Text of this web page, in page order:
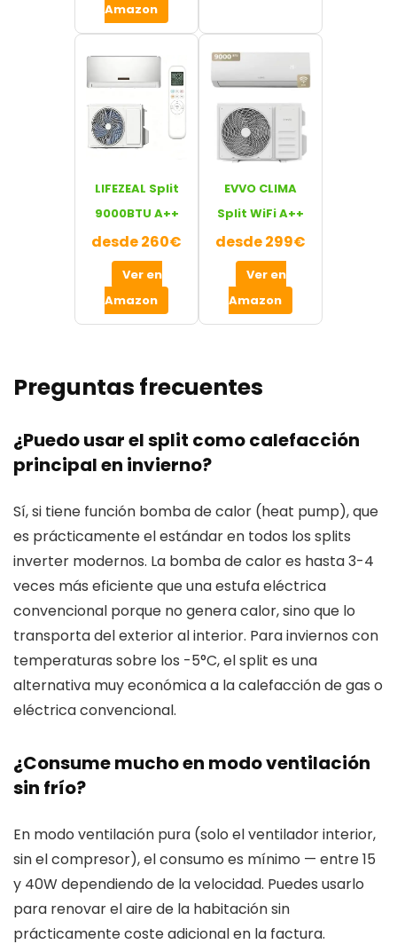
Amazon
LIFEZEAL Split
9000BTU A++
desde 260€
Ver en
Amazon
EVVO CLIMA
Split WiFi A++
desde 299€
Ver en
Amazon
Preguntas frecuentes
¿Puedo usar el split como calefacción
principal en invierno?
Sí, si tiene función bomba de calor (heat pump), que
es prácticamente el estándar en todos los splits
inverter modernos. La bomba de calor es hasta 3-4
veces más eficiente que una estufa eléctrica
convencional porque no genera calor, sino que lo
transporta del exterior al interior. Para inviernos con
temperaturas sobre los -5°C, el split es una
alternativa muy económica a la calefacción de gas o
eléctrica convencional.
¿Consume mucho en modo ventilación
sin frío?
En modo ventilación pura (solo el ventilador interior,
sin el compresor), el consumo es mínimo — entre 15
y 40W dependiendo de la velocidad. Puedes usarlo
para renovar el aire de la habitación sin
prácticamente coste adicional en la factura.